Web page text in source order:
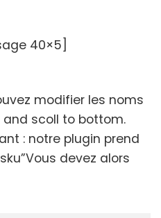
40×5]
modifier les noms
and scoll to bottom.
: notre plugin prend
devez alors